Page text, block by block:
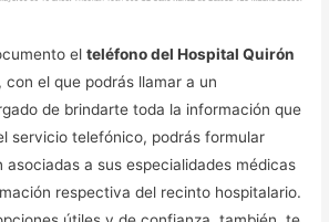
elteléfono del Hospital Quirón
, con el que podrás llamar a un
de brindarte toda la información que
servicio telefónico, podrás formular
asociadas a sus especialidades médicas
respectiva del recinto hospitalario.